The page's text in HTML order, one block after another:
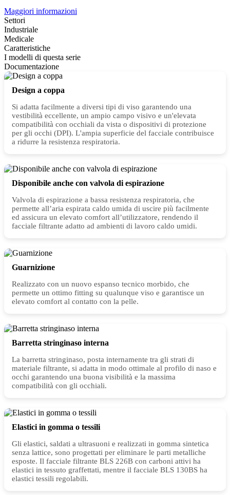
Maggiori informazioni
Settori
Industriale
Medicale
Caratteristiche
I modelli di questa serie
Documentazione
Design a coppa
Si adatta facilmente a diversi tipi di viso garantendo una
vestibilità eccellente, un ampio campo visivo e un'elevata
compatibilità con occhiali da vista o dispositivi di protezione
per gli occhi (DPI). L'ampia superficie del facciale contribuisce
a ridurre la resistenza respiratoria.
Disponibile anche con valvola di espirazione
Valvola di espirazione a bassa resistenza respiratoria, che
permette all’aria espirata caldo umida di uscire più facilmente
ed assicura un elevato comfort all’utilizzatore, rendendo il
facciale filtrante adatto ad ambienti di lavoro caldo umidi.
Guarnizione
Realizzato con un nuovo espanso tecnico morbido, che
permette un ottimo fitting su qualunque viso e garantisce un
elevato comfort al contatto con la pelle.
Barretta stringinaso interna
La barretta stringinaso, posta internamente tra gli strati di
materiale filtrante, si adatta in modo ottimale al profilo di naso e
occhi garantendo una buona visibilità e la massima
compatibilità con gli occhiali.
Elastici in gomma o tessili
Gli elastici, saldati a ultrasuoni e realizzati in gomma sintetica
senza lattice, sono progettati per eliminare le parti metalliche
esposte. Il facciale filtrante BLS 226B con carboni attivi ha
elastici in tessuto graffettati, mentre il facciale BLS 130BS ha
elastici tessili regolabili.